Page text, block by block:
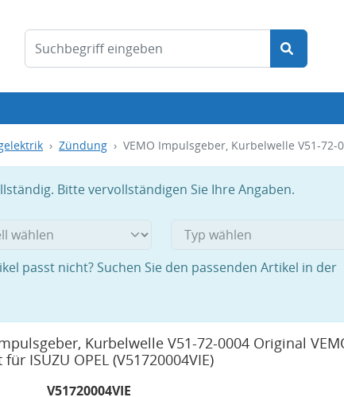
Zündung VEMO Impulsgeber, Kurbelwelle V51-72-
Bitte vervollständigen Sie Ihre Angaben.
passt nicht? Suchen Sie den passenden Artikel in der
Kurbelwelle V51-72-0004 Original
ISUZU OPEL (V51720004VIE)
V51720004VIE